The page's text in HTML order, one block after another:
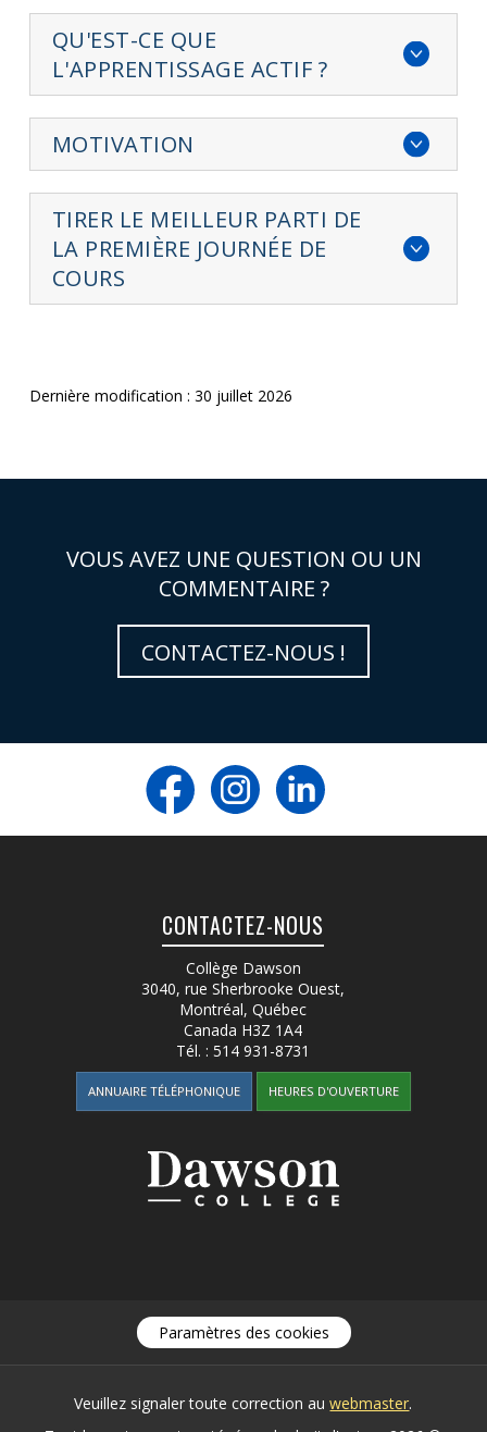
QU'EST-CE QUE
L'APPRENTISSAGE ACTIF ?
MOTIVATION
TIRER LE MEILLEUR PARTI DE
LA PREMIÈRE JOURNÉE DE
COURS
Dernière modification : 30 juillet 2026
VOUS AVEZ UNE QUESTION OU UN
COMMENTAIRE ?
CONTACTEZ-NOUS !
CONTACTEZ-NOUS
Collège Dawson
3040, rue Sherbrooke Ouest,
Montréal, Québec
Canada H3Z 1A4
Tél. :514 931-8731
ANNUAIRE TÉLÉPHONIQUE HEURES D'OUVERTURE
Paramètres des cookies
Veuillez signaler toute correction auwebmaster.